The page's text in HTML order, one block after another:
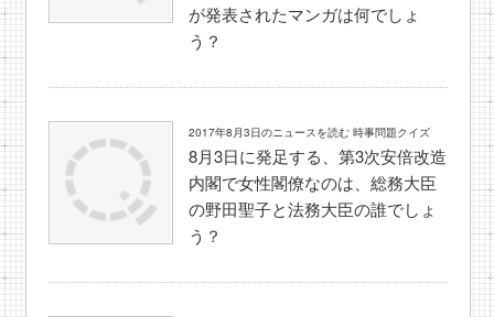
が発表されたマンガは何でしょ
う？
2017年8月3日のニュースを読む 時事問題クイズ
8月3日に発足する、第3次安倍改造
内閣で女性閣僚なのは、総務大臣
の野田聖子と法務大臣の誰でしょ
う？